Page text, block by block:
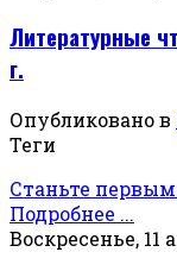
Литературные
г.
Опубликовано в
Теги
Станьте
Подробнее ...
Воскресенье, 11